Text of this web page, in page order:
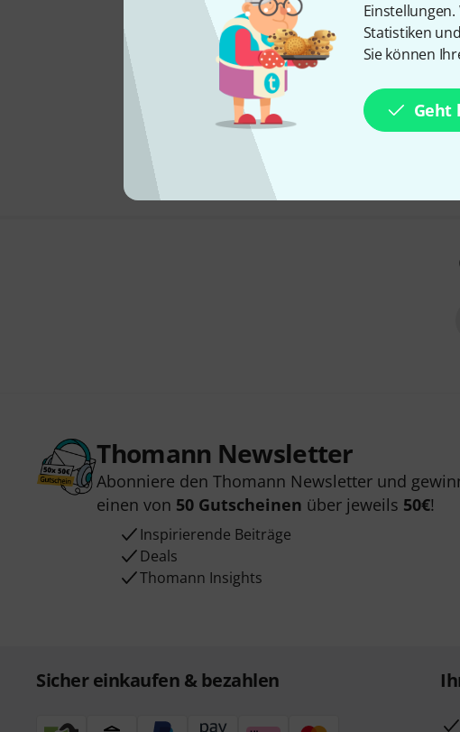
Statistiken
Sie können
Geht
Thomann Newsletter
Abonniere den Thomann Newsletter und
einen von 50 Gutscheinen über jeweils 50€!
Inspirierende Beiträge
Deals
Thomann Insights
Sicher einkaufen & bezahlen